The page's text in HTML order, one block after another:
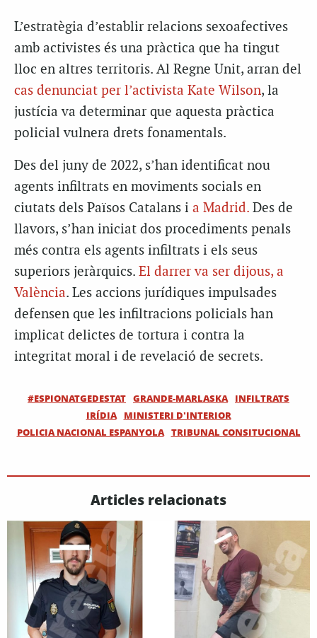
L’estratègia d’establir relacions sexoafectives
amb activistes és una pràctica que ha tingut
lloc en altres territoris. Al Regne Unit, arran del
cas denunciat per l’activista Kate Wilson, la
justícia va determinar que aquesta pràctica
policial vulnera drets fonamentals.
Des del juny de 2022, s’han identificat nou
agents infiltrats en moviments socials en
ciutats dels Països Catalans i a Madrid. Des de
llavors, s’han iniciat dos procediments penals
més contra els agents infiltrats i els seus
superiors jeràrquics. El darrer va ser dijous, a
València. Les accions jurídiques impulsades
defensen que les infiltracions policials han
implicat delictes de tortura i contra la
integritat moral i de revelació de secrets.
#ESPIONATGEDESTAT GRANDE-MARLASKA
INFILTRATS
IRÍDIA
MINISTERI D'INTERIOR
POLICIA NACIONAL ESPANYOLA TRIBUNAL CONSITUCIONAL
Articles relacionats